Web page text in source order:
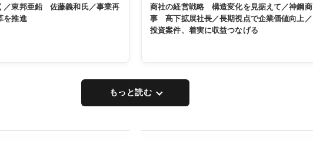
／東邦亜鉛 佐藤義和氏／事業再
を推進
商社の経営戦略 構造変化を見据えて／神鋼商
事 髙下拡展社長／長期視点で企業価値向上／
投資案件、着実に収益つなげる
もっと読む